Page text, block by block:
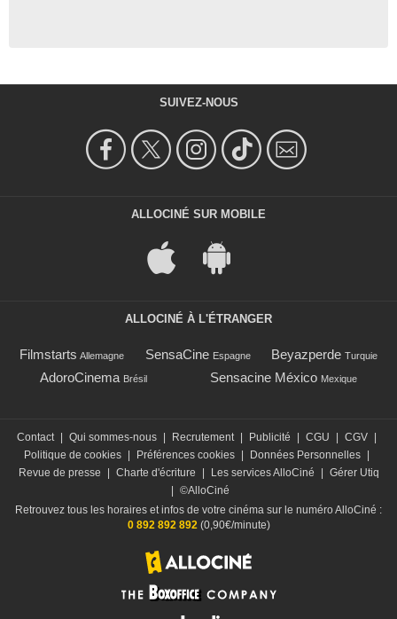
SUIVEZ-NOUS
ALLOCINÉ SUR MOBILE
ALLOCINÉ À L'ÉTRANGER
Filmstarts Allemagne SensaCine Espagne Beyazperde Turquie
AdoroCinema Brésil Sensacine México Mexique
Contact Qui sommes-nous Recrutement Publicité CGU CGV
Politique de cookies
Préférences cookies Données Personnelles
Revue de presse
Charte d'écriture Les services AlloCiné
Gérer Utiq
©AlloCiné
Retrouvez tous les horaires et infos de votre cinéma sur le numéro AlloCiné :
0 892 892 892(0,90€/minute)